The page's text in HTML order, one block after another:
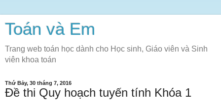
Toán và Em
Trang web toán học dành cho Học sinh, Giáo viên và Sinh
viên khoa toán
Thứ Bảy, 30 tháng 7, 2016
Đề thi Quy hoạch tuyến tính Khóa 1